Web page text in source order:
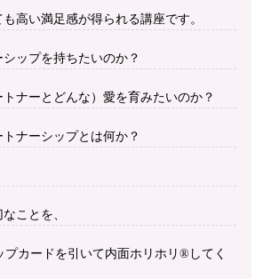
高い満足感が得られる講座です。
シップを持ちたいのか？
トナーとどんな）愛を育みたいのか？
トナーシップとは何か？
ことを、
プカードを引いて内面ホリホリ®︎してく